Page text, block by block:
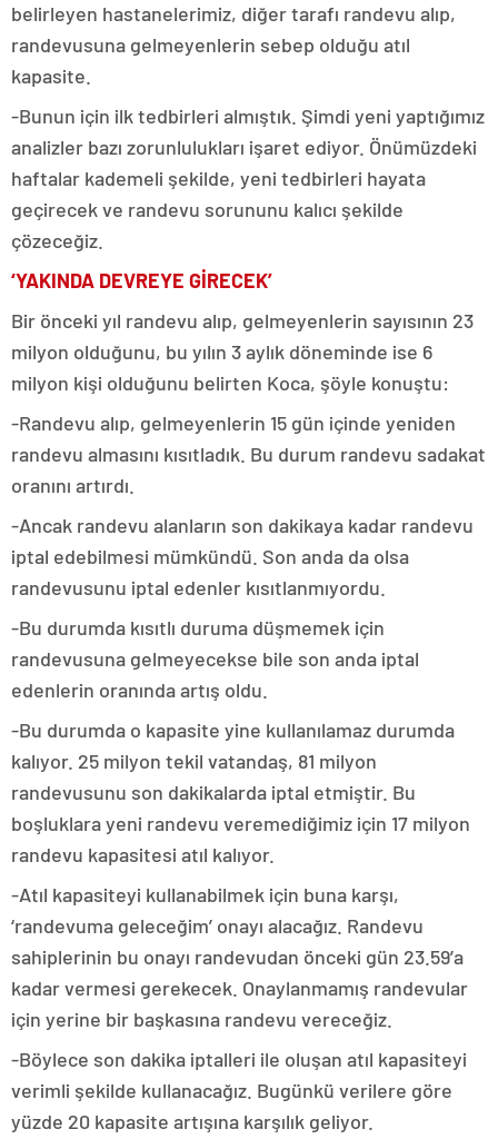
belirleyen hastanelerimiz, diğer tarafı randevu alıp,
randevusuna gelmeyenlerin sebep olduğu atıl
kapasite.
-Bunun için ilk tedbirleri almıştık. Şimdi yeni yaptığımız
analizler bazı zorunlulukları işaret ediyor. Önümüzdeki
haftalar kademeli şekilde, yeni tedbirleri hayata
geçirecek ve randevu sorununu kalıcı şekilde
çözeceğiz.
‘YAKINDA DEVREYE GİRECEK’
Bir önceki yıl randevu alıp, gelmeyenlerin sayısının 23
milyon olduğunu, bu yılın 3 aylık döneminde ise 6
milyon kişi olduğunu belirten Koca, şöyle konuştu:
-Randevu alıp, gelmeyenlerin 15 gün içinde yeniden
randevu almasını kısıtladık. Bu durum randevu sadakat
oranını artırdı.
-Ancak randevu alanların son dakikaya kadar randevu
iptal edebilmesi mümkündü. Son anda da olsa
randevusunu iptal edenler kısıtlanmıyordu.
-Bu durumda kısıtlı duruma düşmemek için
randevusuna gelmeyecekse bile son anda iptal
edenlerin oranında artış oldu.
-Bu durumda o kapasite yine kullanılamaz durumda
kalıyor. 25 milyon tekil vatandaş, 81 milyon
randevusunu son dakikalarda iptal etmiştir. Bu
boşluklara yeni randevu veremediğimiz için 17 milyon
randevu kapasitesi atıl kalıyor.
-Atıl kapasiteyi kullanabilmek için buna karşı,
‘randevuma geleceğim’ onayı alacağız. Randevu
sahiplerinin bu onayı randevudan önceki gün 23.59’a
kadar vermesi gerekecek. Onaylanmamış randevular
için yerine bir başkasına randevu vereceğiz.
-Böylece son dakika iptalleri ile oluşan atıl kapasiteyi
verimli şekilde kullanacağız. Bugünkü verilere göre
yüzde 20 kapasite artışına karşılık geliyor.